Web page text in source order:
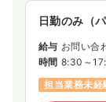
日勤のみ（パ
給与 お問い合
時間 8:30～
担当業務未経